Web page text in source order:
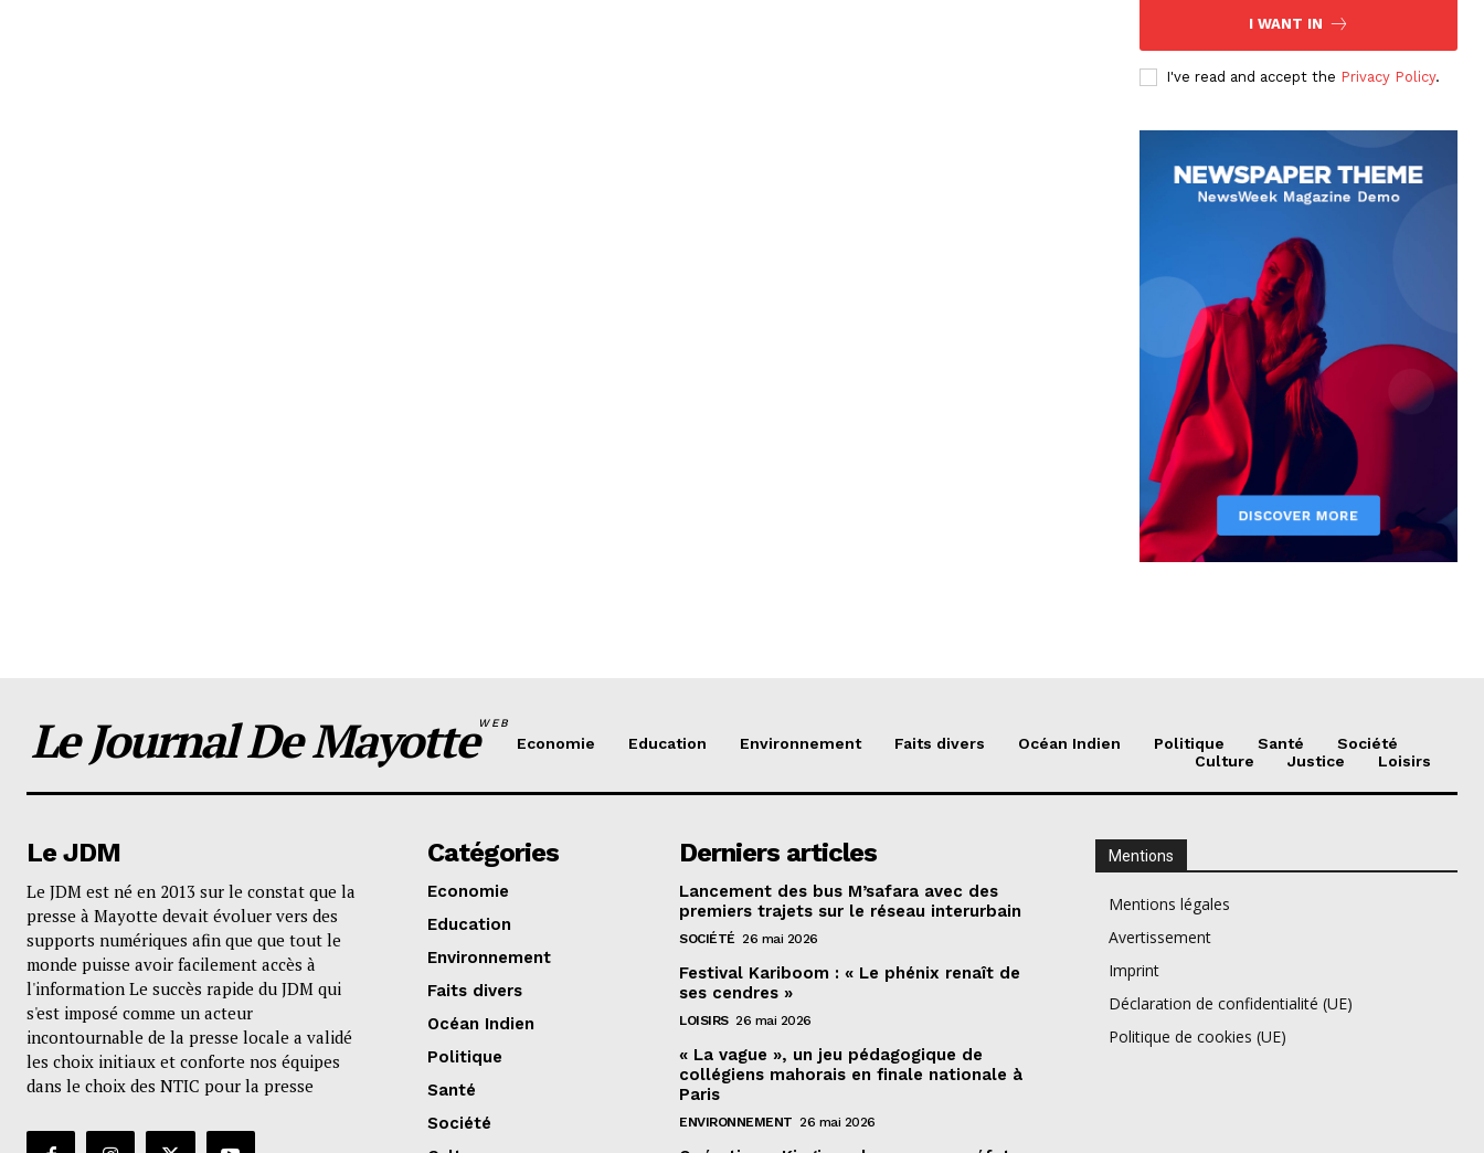
I WANT IN
I've read and accept the Privacy Policy.
Le Journal De MayotteWEB
Economie Education Environnement Faits divers Océan Indien Politique Santé
Société
Culture
Justice Loisirs
Le JDM
Le JDM est né en 2013 sur le constat que la
presse à Mayotte devait évoluer vers des
supports numériques afin que que tout le
monde puisse avoir facilement accès à
l'information Le succès rapide du JDM qui
s'est imposé comme un acteur
incontournable de la presse locale a validé
les choix initiaux et conforte nos équipes
dans le choix des NTIC pour la presse
Catégories
Economie
Education
Environnement
Faits divers
Océan Indien
Politique
Santé
Société
Derniers articles
Lancement des bus M’safara avec des
premiers trajets sur le réseau interurbain
SOCIÉTÉ 26 mai 2026
Festival Kariboom : « Le phénix renaît de
ses cendres »
LOISIRS 26 mai 2026
« La vague », un jeu pédagogique de
collégiens mahorais en finale nationale à
Paris
ENVIRONNEMENT 26 mai 2026
Mentions
Mentions légales
Avertissement
Imprint
Déclaration de confidentialité (UE)
Politique de cookies (UE)